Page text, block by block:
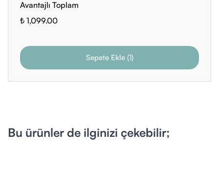
Avantajlı Toplam
₺ 1,099.00
Sepete Ekle(1)
Bu ürünler de ilginizi çekebilir;